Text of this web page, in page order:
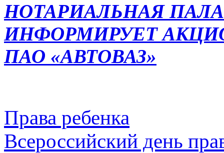
НОТАРИАЛЬНАЯ
ИНФОРМИРУЕТ
ПАО «АВТОВАЗ»
Права ребенка
Всероссийский день